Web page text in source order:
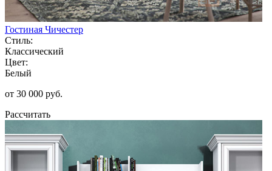
Гостиная Чичестер
Стиль:
Классический
Цвет:
Белый
от 30 000 руб.
Рассчитать